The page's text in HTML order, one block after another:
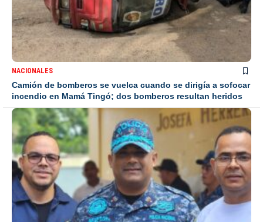
NACIONALES
Camión de bomberos se vuelca cuando se dirigía a sofocar
incendio en Mamá Tingó; dos bomberos resultan heridos